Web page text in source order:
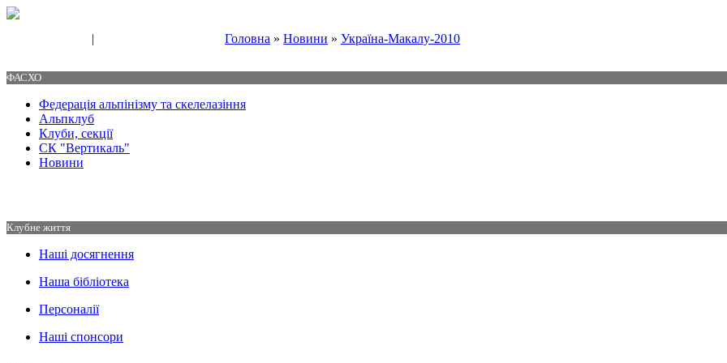
| Головна » Новини » Україна-Макалу-2010
ФАСХО
Федерація альпінізму та скелелазіння
Альпклуб
Клуби, секції
СК "Вертикаль"
Новини
Клубне життя
Наші досягнення
Наша бібліотека
Персоналії
Наші спонсори